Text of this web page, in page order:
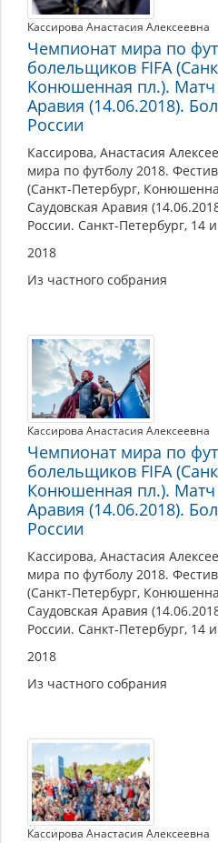
Кассирова Анастасия Алексеевна
Чемпионат мира по
болельщиков FIFA
Конюшенная пл.). Матч
Аравия (14.06.2018).
России
Кассирова, Анастасия
мира по футболу 2018.
(Санкт-Петербург,
Саудовская Аравия
России. Санкт-Петербург, 14
2018
Из частного собрания
Кассирова Анастасия Алексеевна
Чемпионат мира по
болельщиков FIFA
Конюшенная пл.). Матч
Аравия (14.06.2018).
России
Кассирова, Анастасия
мира по футболу 2018.
(Санкт-Петербург,
Саудовская Аравия
России. Санкт-Петербург, 14
2018
Из частного собрания
Кассирова Анастасия Алексеевна